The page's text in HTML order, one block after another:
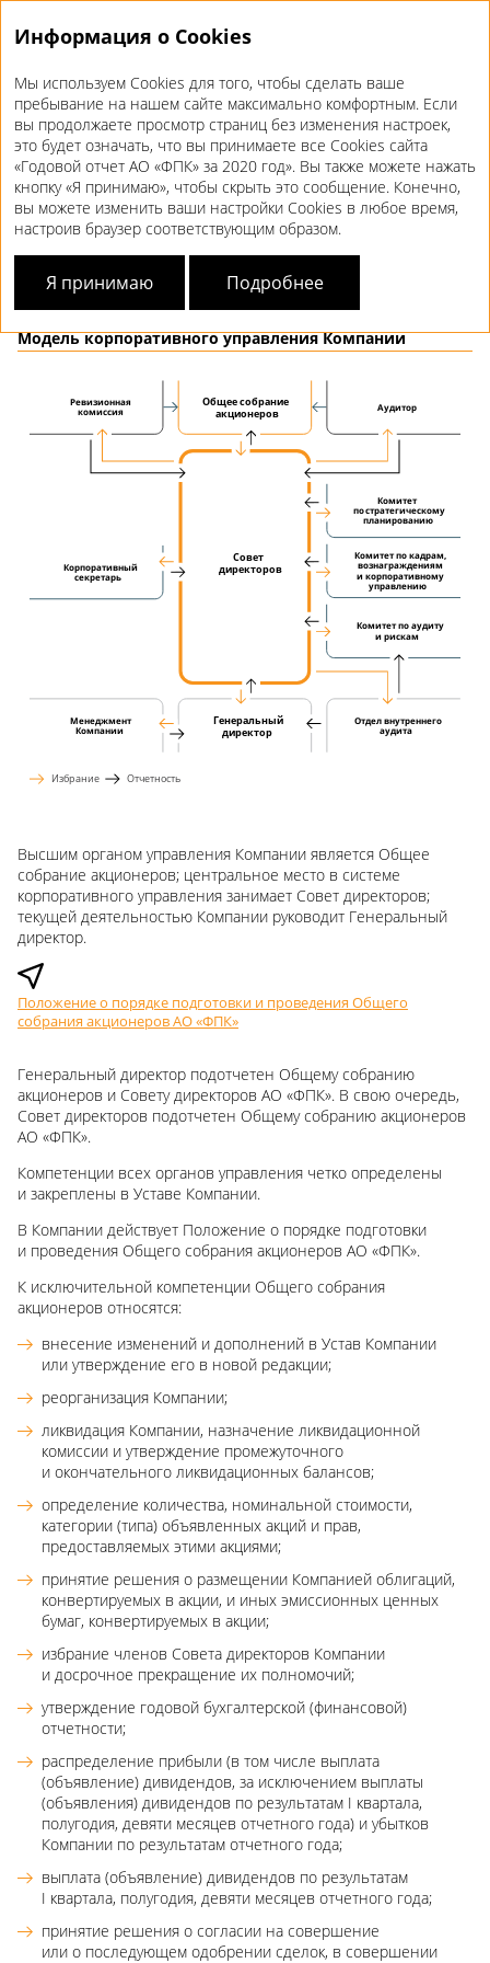
Годовой отчет 2020
МОДЕЛЬ И ПРАКТИКА
КОРПОРАТИВНОГО УПРАВЛЕНИЯ
Модель корпоративного управления АО «ФПК» построена
с учетом требований российского законодательства
и представляет собой многоуровневую систему
взаимоотношений участников корпоративного процесса.
Модель корпоративного управления Компании
Аудитор
Избрание Отчетность
Общее собрание
акционеров
Ревизионная
комиссия
Комитет
постратегическому
планированию
Комитет по кадрам,
вознаграждениям
и корпоративному
управлению
Комитет по аудиту
и рискам
Корпоративный
секретарь
Отдел внутреннего
аудита
Генеральный
директор
Менеджмент
Компании
Совет
директоров
Высшим органом управления Компании является Общее
собрание акционеров; центральное место в системе
корпоративного управления занимает Совет директоров;
текущей деятельностью Компании руководит Генеральный
директор.
Положение о порядке подготовки и проведения Общего
собрания акционеров АО «ФПК»
Генеральный директор подотчетен Общему собранию
акционеров и Совету директоров АО «ФПК». В свою очередь,
Совет директоров подотчетен Общему собранию акционеров
АО «ФПК».
Компетенции всех органов управления четко определены
и закреплены в Уставе Компании.
В Компании действует Положение о порядке подготовки
и проведения Общего собрания акционеров АО «ФПК».
К исключительной компетенции Общего собрания
акционеров относятся:
внесение изменений и дополнений в Устав Компании
или утверждение его в новой редакции;
реорганизация Компании;
ликвидация Компании, назначение ликвидационной
комиссии и утверждение промежуточного
и окончательного ликвидационных балансов;
определение количества, номинальной стоимости,
категории (типа) объявленных акций и прав,
предоставляемых этими акциями;
принятие решения о размещении Компанией облигаций,
конвертируемых в акции, и иных эмиссионных ценных
бумаг, конвертируемых в акции;
избрание членов Совета директоров Компании
и досрочное прекращение их полномочий;
утверждение годовой бухгалтерской (финансовой)
отчетности;
распределение прибыли (в том числе выплата
(объявление) дивидендов, за исключением выплаты
(объявления) дивидендов по результатам I квартала,
полугодия, девяти месяцев отчетного года) и убытков
Компании по результатам отчетного года;
выплата (объявление) дивидендов по результатам
I квартала, полугодия, девяти месяцев отчетного года;
принятие решения о согласии на совершение
или о последующем одобрении сделок, в совершении
Информация о Cookies
Мы используем Cookies для того, чтобы сделать ваше
пребывание на нашем сайте максимально комфортным. Если
вы продолжаете просмотр страниц без изменения настроек,
это будет означать, что вы принимаете все Cookies сайта
«Годовой отчет АО «ФПК» за 2020 год». Вы также можете нажать
кнопку «Я принимаю», чтобы скрыть это сообщение. Конечно,
вы можете изменить ваши настройки Cookies в любое время,
настроив браузер соответствующим образом.
Я принимаю Подробнее